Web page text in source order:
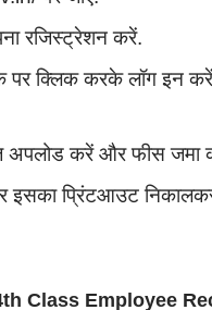
रजिस्ट्रेशन करें.
पर क्लिक करके लॉग इन
अपलोड करें और फीस जमा
इसका प्रिंटआउट
Class Employee